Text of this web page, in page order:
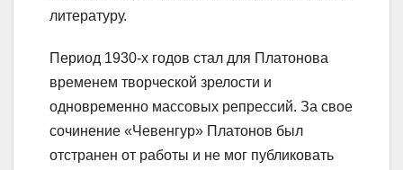
литературу.
Период 1930-х годов стал для Платонова
временем творческой зрелости и
одновременно массовых репрессий. За свое
сочинение «Чевенгур» Платонов был
отстранен от работы и не мог публиковать